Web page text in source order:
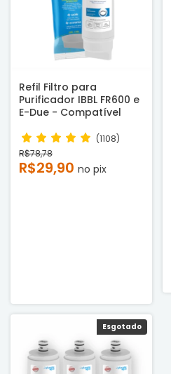
Refil Filtro para
Purificador IBBL FR600 e
E-Due - Compatível
(1108)
R$78,78
R$29,90 no pix
Esgotado